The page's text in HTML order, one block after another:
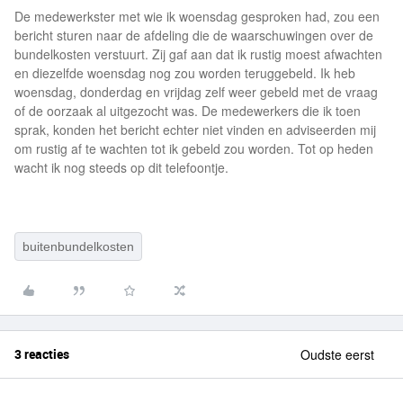
De medewerkster met wie ik woensdag gesproken had, zou een
bericht sturen naar de afdeling die de waarschuwingen over de
bundelkosten verstuurt. Zij gaf aan dat ik rustig moest afwachten
en diezelfde woensdag nog zou worden teruggebeld. Ik heb
woensdag, donderdag en vrijdag zelf weer gebeld met de vraag
of de oorzaak al uitgezocht was. De medewerkers die ik toen
sprak, konden het bericht echter niet vinden en adviseerden mij
om rustig af te wachten tot ik gebeld zou worden. Tot op heden
wacht ik nog steeds op dit telefoontje.
buitenbundelkosten
3 reacties Oudste eerst